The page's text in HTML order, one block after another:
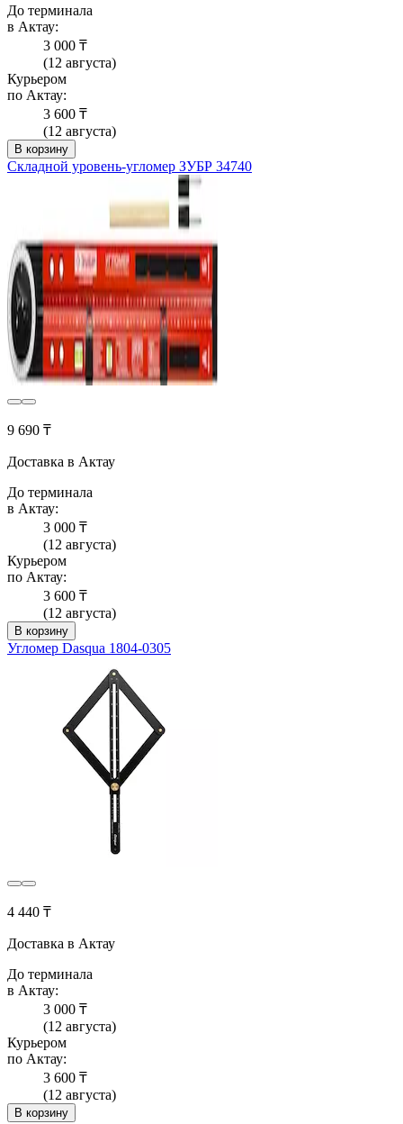
До терминала
в Актау:
3 000 ₸
(12 августа)
Курьером
по Актау:
3 600 ₸
(12 августа)
В корзину
Складной уровень-угломер ЗУБР 34740
9 690 ₸
Доставка в Актау
До терминала
в Актау:
3 000 ₸
(12 августа)
Курьером
по Актау:
3 600 ₸
(12 августа)
В корзину
Угломер Dasqua 1804-0305
4 440 ₸
Доставка в Актау
До терминала
в Актау:
3 000 ₸
(12 августа)
Курьером
по Актау:
3 600 ₸
(12 августа)
В корзину